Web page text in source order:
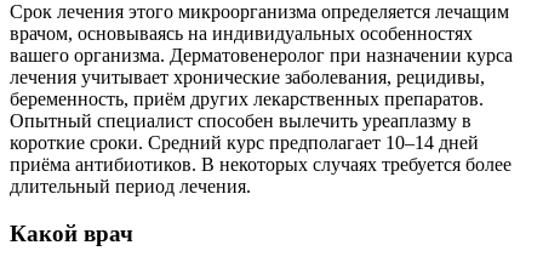
Срок лечения этого микроорганизма определяется лечащим
врачом, основываясь на индивидуальных особенностях
вашего организма. Дерматовенеролог при назначении курса
лечения учитывает хронические заболевания, рецидивы,
беременность, приём других лекарственных препаратов.
Опытный специалист способен вылечить уреаплазму в
короткие сроки. Средний курс предполагает 10–14 дней
приёма антибиотиков. В некоторых случаях требуется более
длительный период лечения.
Какой врач